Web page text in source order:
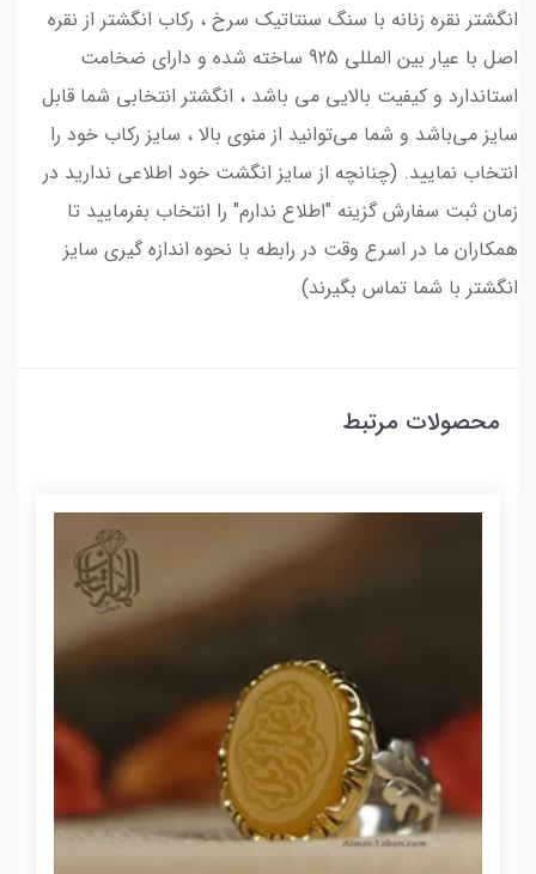
انگشتر نقره زنانه با سنگ سنتاتیک سرخ ، رکاب انگشتر از نقره
اصل با عیار بین المللی 925 ساخته شده و دارای ضخامت
استاندارد و کیفیت بالایی می‌ باشد ، انگشتر انتخابی شما قابل
سایز می‌باشد و شما می‌توانید از منوی بالا ، سایز رکاب خود را
انتخاب نمایید. (چنانچه از سایز انگشت خود اطلاعی ندارید در
زمان ثبت سفارش گزینه "اطلاع ندارم" را انتخاب بفرمایید تا
همکاران ما در اسرع وقت در رابطه با نحوه اندازه گیری سایز
انگشتر با شما تماس بگیرند)
محصولات مرتبط